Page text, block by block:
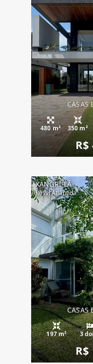
CASAS
480 m² 350 m²
R$
XANGRI-LÁ
Rossi Atlântida
CASAS
197 m² 3
R$